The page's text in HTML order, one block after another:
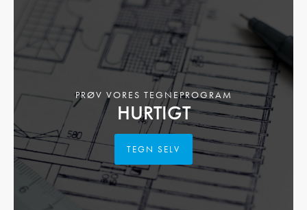
HURTIGT
PRØV VORES TEGNEPROGRAM
TEGN SELV